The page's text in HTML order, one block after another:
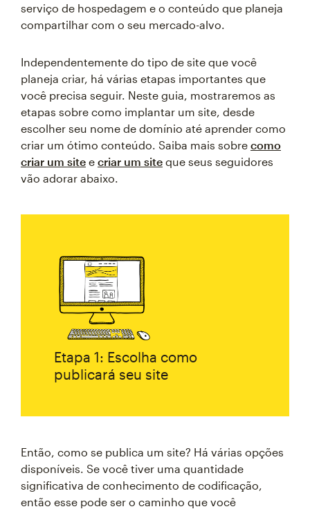
serviço de hospedagem e o conteúdo que planeja
compartilhar com o seu mercado-alvo.
Independentemente do tipo de site que você
planeja criar, há várias etapas importantes que
você precisa seguir. Neste guia, mostraremos as
etapas sobre como implantar um site, desde
escolher seu nome de domínio até aprender como
criar um ótimo conteúdo. Saiba mais sobre como
criar um site e criar um site que seus seguidores
vão adorar abaixo.
Etapa 1: Escolha como
publicará seu site
Então, como se publica um site? Há várias opções
disponíveis. Se você tiver uma quantidade
significativa de conhecimento de codificação,
então esse pode ser o caminho que você